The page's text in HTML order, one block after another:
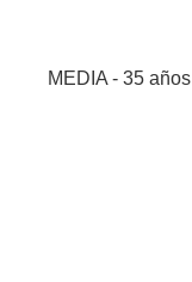
MEDIA - 35 años